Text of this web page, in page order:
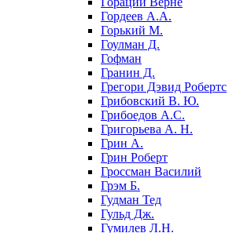
Гордеев А.А.
Горький М.
Гоулман Д.
Гофман
Гранин Д.
Грегори Дэвид Робертс
Грибовский В. Ю.
Грибоедов А.С.
Григорьева А. Н.
Грин А.
Грин Роберт
Гроссман Василий
Грэм Б.
Гудман Тед
Гульд Дж.
Гумилев Л.Н.